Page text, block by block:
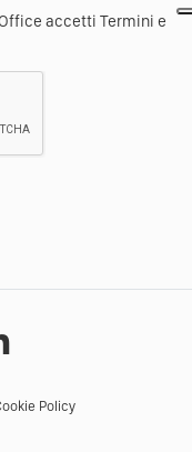
accetti Termini e
Policy